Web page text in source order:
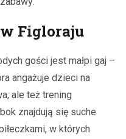
Figloraju
gości jest małpi gaj –
angażuje dzieci na
ale też trening
znajdują się suche
w których